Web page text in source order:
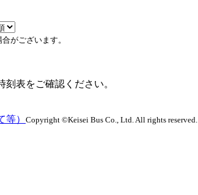
がございます。
表をご確認ください。
） Copyright ©Keisei Bus Co., Ltd. All rights reserved.